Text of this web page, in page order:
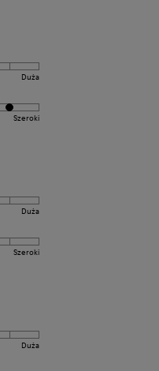
Duża
Szeroki
Duża
Szeroki
Duża